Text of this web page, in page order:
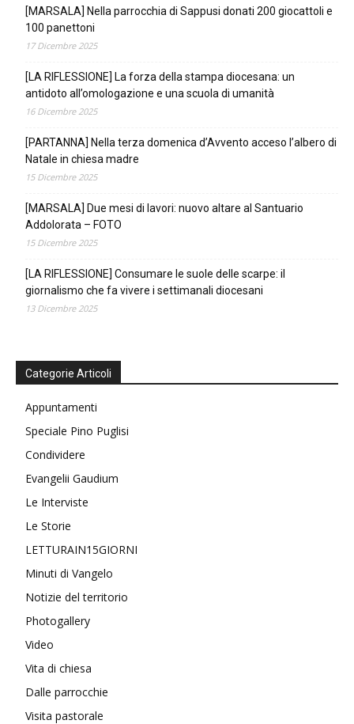
[MARSALA] Nella parrocchia di Sappusi donati 200 giocattoli e
100 panettoni
17 Dicembre 2025
[LA RIFLESSIONE] La forza della stampa diocesana: un
antidoto all’omologazione e una scuola di umanità
16 Dicembre 2025
[PARTANNA] Nella terza domenica d’Avvento acceso l’albero di
Natale in chiesa madre
15 Dicembre 2025
[MARSALA] Due mesi di lavori: nuovo altare al Santuario
Addolorata – FOTO
15 Dicembre 2025
[LA RIFLESSIONE] Consumare le suole delle scarpe: il
giornalismo che fa vivere i settimanali diocesani
13 Dicembre 2025
Categorie Articoli
Appuntamenti
Speciale Pino Puglisi
Condividere
Evangelii Gaudium
Le Interviste
Le Storie
LETTURAIN15GIORNI
Minuti di Vangelo
Notizie del territorio
Photogallery
Video
Vita di chiesa
Dalle parrocchie
Visita pastorale